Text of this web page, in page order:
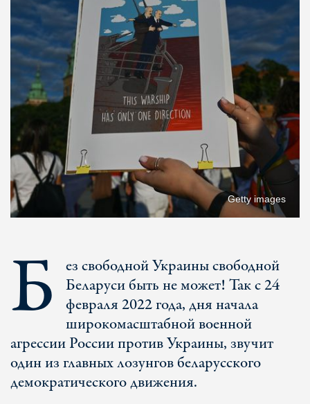
Getty images
Б
ез свободной Украины свободной
Беларуси быть не может! Так с 24
февраля 2022 года, дня начала
широкомасштабной военной
агрессии России против Украины, звучит
один из главных лозунгов беларусского
демократического движения.